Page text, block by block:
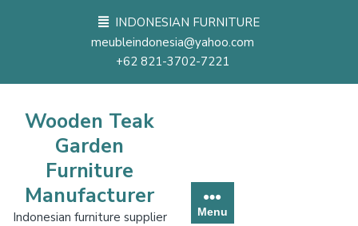
INDONESIAN FURNITURE
meubleindonesia@yahoo.com
+62 821-3702-7221
Wooden Teak
Garden
Furniture
Manufacturer
Indonesian furniture supplier
Menu